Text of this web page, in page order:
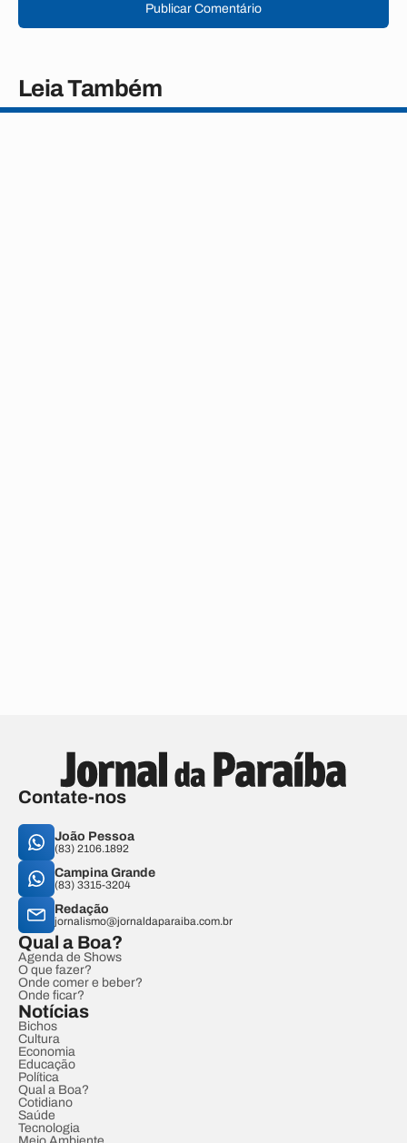
Publicar Comentário
Leia Também
Contate-nos
João Pessoa
(83) 2106.1892
Campina Grande
(83) 3315-3204
Redação
jornalismo@jornaldaparaiba.com.br
Qual a Boa?
Agenda de Shows
O que fazer?
Onde comer e beber?
Onde ficar?
Notícias
Bichos
Cultura
Economia
Educação
Política
Qual a Boa?
Cotidiano
Saúde
Tecnologia